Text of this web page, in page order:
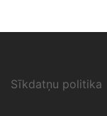
Sīkdatņu politika